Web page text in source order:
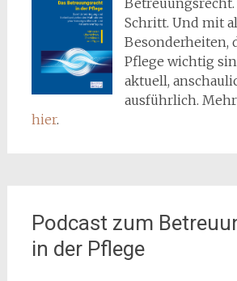
Schritt. Und mit
Besonderheiten,
Pflege wichtig
aktuell,
ausführlich.
hier.
Podcast zum
in der Pflege